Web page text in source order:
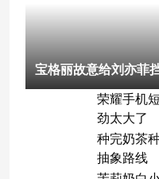
宝格丽故意给刘亦菲
荣耀手机
劲太大了
种完奶茶
抽象路线